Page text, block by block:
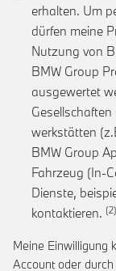
erhalten. Um
dürfen meine
Nutzung von
BMW Group
ausgewertet
werkstätten
BMW Group
Fahrzeug (In-
Dienste,
kontaktieren.
Meine Einwilligung
Account oder